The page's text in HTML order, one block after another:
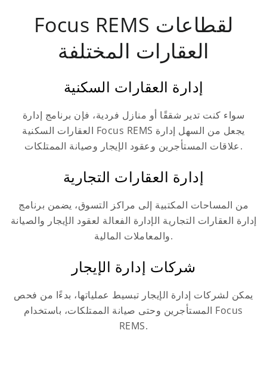
Focus REMS لقطاعات
العقارات المختلفة
إدارة العقارات السكنية
سواء كنت تدير شققًا أو منازل فردية، فإن برنامج إدارة
العقارات السكنية Focus REMS يجعل من السهل إدارة
علاقات المستأجرين وعقود الإيجار وصيانة الممتلكات.
إدارة العقارات التجارية
من المساحات المكتبية إلى مراكز التسوق، يضمن برنامج
إدارة العقارات التجارية الإدارة الفعالة لعقود الإيجار والصيانة
والمعاملات المالية.
شركات إدارة الإيجار
يمكن لشركات إدارة الإيجار تبسيط عملياتها، بدءًا من فحص
المستأجرين وحتى صيانة الممتلكات، باستخدام Focus
REMS.